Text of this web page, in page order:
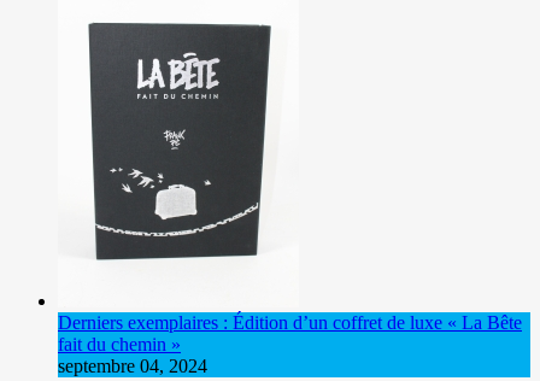
Derniers exemplaires : Édition d’un coffret de luxe « La Bête
fait du chemin »
septembre 04, 2024